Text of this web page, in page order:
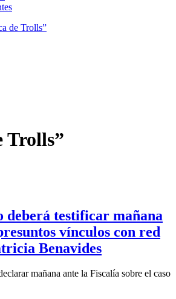
Trolls”
deberá testificar mañana
vínculos con red
Benavides
mañana ante la Fiscalía sobre el caso